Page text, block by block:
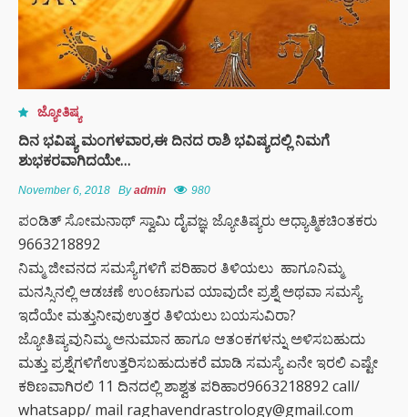
ಜ್ಯೋತಿಷ್ಯ
ದಿನ ಭವಿಷ್ಯ ಮಂಗಳವಾರ,ಈ ದಿನದ ರಾಶಿ ಭವಿಷ್ಯದಲ್ಲಿ ನಿಮಗೆ
ಶುಭಕರವಾಗಿದಯೇ…
November 6, 2018 Byadmin 980
ಪಂಡಿತ್ ಸೋಮನಾಥ್ ಸ್ವಾಮಿ ದೈವಜ್ಞ ಜ್ಯೋತಿಷ್ಯರು ಆಧ್ಯಾತ್ಮಿಕಚಿಂತಕರು
9663218892
ನಿಮ್ಮ ಜೀವನದ ಸಮಸ್ಯೆಗಳಿಗೆ ಪರಿಹಾರ ತಿಳಿಯಲು ಹಾಗೂನಿಮ್ಮ
ಮನಸ್ಸಿನಲ್ಲಿ ಆಡಚಣೆ ಉಂಟಾಗುವ ಯಾವುದೇ ಪ್ರಶ್ನೆ ಅಥವಾ ಸಮಸ್ಯೆ
ಇದೆಯೇ ಮತ್ತುನೀವುಉತ್ತರ ತಿಳಿಯಲು ಬಯಸುವಿರಾ?
ಜ್ಯೋತಿಷ್ಯವುನಿಮ್ಮ ಅನುಮಾನ ಹಾಗೂ ಆತಂಕಗಳನ್ನು ಅಳಿಸಬಹುದು
ಮತ್ತು ಪ್ರಶ್ನೆಗಳಿಗೆಉತ್ತರಿಸಬಹುದುಕರೆ ಮಾಡಿ ಸಮಸ್ಯೆ ಏನೇ ಇರಲಿ ಎಷ್ಟೇ
ಕಠಿಣವಾಗಿರಲಿ 11 ದಿನದಲ್ಲಿ ಶಾಶ್ವತ ಪರಿಹಾರ9663218892 call/
whatsapp/ mail raghavendrastrology@gmail.com